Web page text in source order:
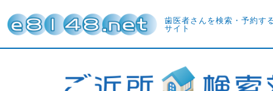
歯医者さんを検索・予約す
サイト